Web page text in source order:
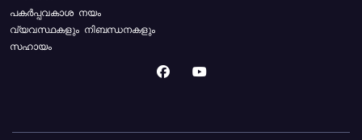
പകർപ്പവകാശ നയം
വ്യവസ്ഥകളും നിബന്ധനകളും
സഹായം